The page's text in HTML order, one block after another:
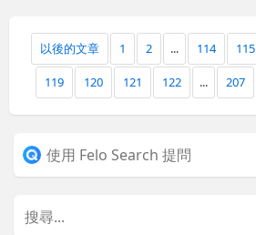
以後的文章 1 2 ... 114 115
119 120 121 122 ... 207